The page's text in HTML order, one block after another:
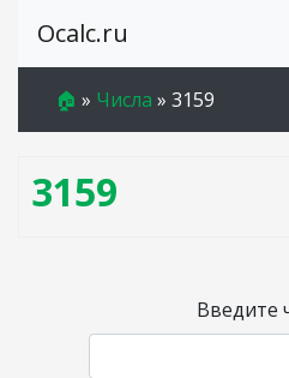
Ocalc.ru
🏠 » Числа » 3159
3159
Введите